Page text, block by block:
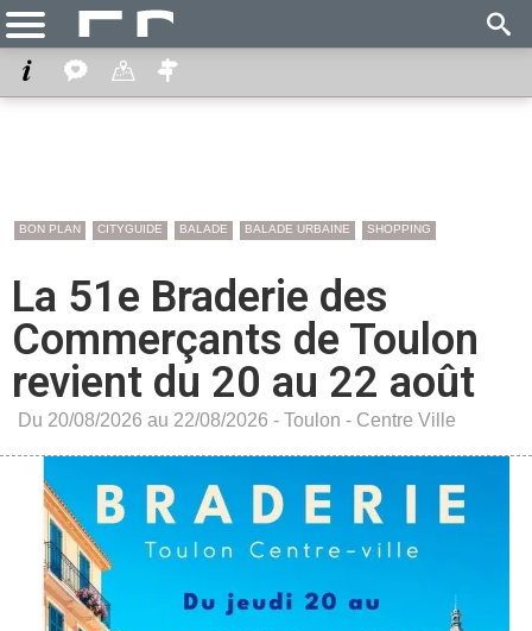
BON PLAN CITYGUIDE BALADE BALADE URBAINE SHOPPING
La 51e Braderie des
Commerçants de Toulon
revient du 20 au 22 août
Du 20/08/2026 au 22/08/2026 - Toulon - Centre Ville